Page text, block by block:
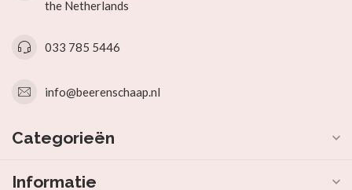
the Netherlands
033 785 5446
info@beerenschaap.nl
Categorieën
Informatie